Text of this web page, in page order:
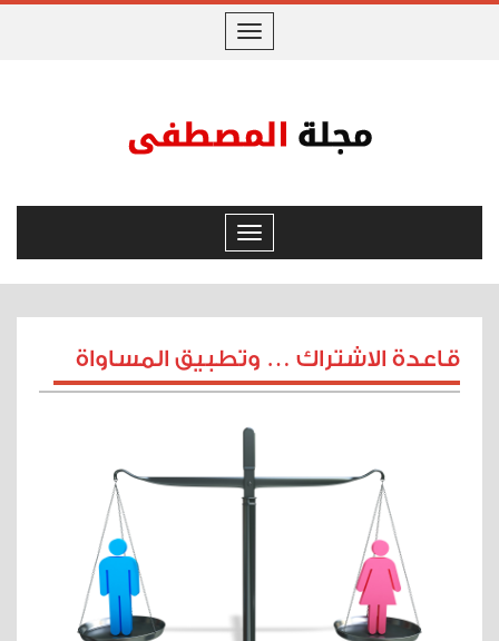
Toggle
Toggle
navigation
قاعدة الاشتراك … وتطبيق المساواة